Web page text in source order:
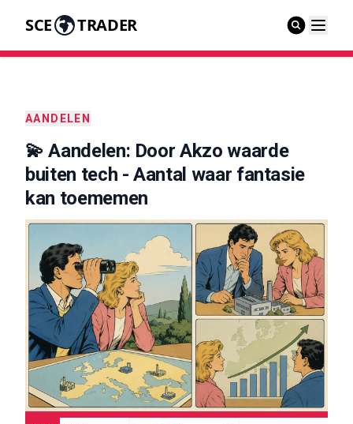
SCE TRADER
AANDELEN
💫 Aandelen: Door Akzo waarde
buiten tech - Aantal waar fantasie
kan toememen